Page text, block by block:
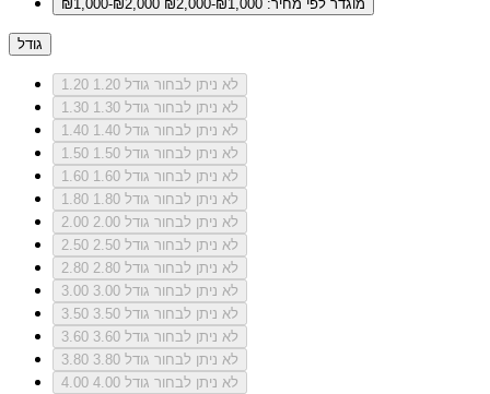
₪1,000-₪2,000
מוגדר לפי מחיר: ₪1,000-₪2,000
גודל
1.20
לא ניתן לבחור גודל 1.20
1.30
לא ניתן לבחור גודל 1.30
1.40
לא ניתן לבחור גודל 1.40
1.50
לא ניתן לבחור גודל 1.50
1.60
לא ניתן לבחור גודל 1.60
1.80
לא ניתן לבחור גודל 1.80
2.00
לא ניתן לבחור גודל 2.00
2.50
לא ניתן לבחור גודל 2.50
2.80
לא ניתן לבחור גודל 2.80
3.00
לא ניתן לבחור גודל 3.00
3.50
לא ניתן לבחור גודל 3.50
3.60
לא ניתן לבחור גודל 3.60
3.80
לא ניתן לבחור גודל 3.80
4.00
לא ניתן לבחור גודל 4.00